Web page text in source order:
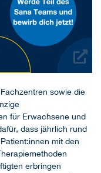
sowie die
für Erwachsene und
dass jährlich rund
mit den
erbringen